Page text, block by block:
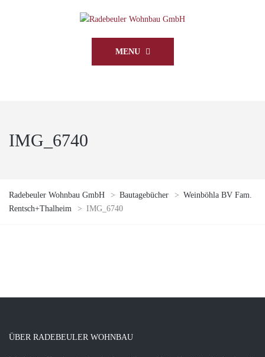
MENU
IMG_6740
Radebeuler Wohnbau GmbH > Bautagebücher > Weinböhla BV Fam.
Rentsch+Thalheim
> IMG_6740
ÜBER RADEBEULER WOHNBAU